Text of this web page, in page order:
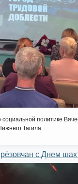
политике
Тагила
с Днем